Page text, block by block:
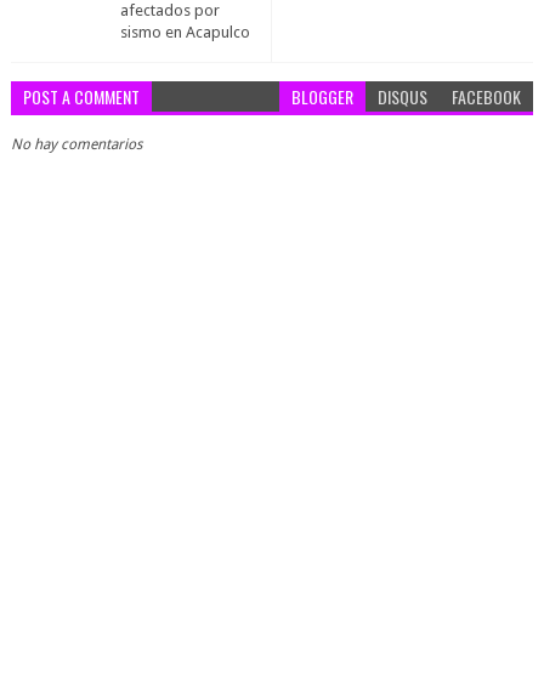
afectados por
sismo en Acapulco
POST A COMMENT BLOGGER DISQUS FACEBOOK
No hay comentarios